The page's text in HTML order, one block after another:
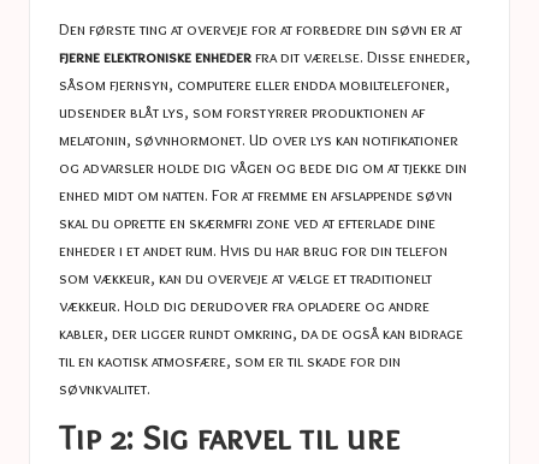
Den første ting at overveje for at forbedre din søvn er at
fjerne elektroniske enhederfra dit værelse. Disse enheder,
såsom fjernsyn, computere eller endda mobiltelefoner,
udsender blåt lys, som forstyrrer produktionen af ​​
melatonin, søvnhormonet. Ud over lys kan notifikationer
og advarsler holde dig vågen og bede dig om at tjekke din
enhed midt om natten. For at fremme en afslappende søvn
skal du oprette en skærmfri zone ved at efterlade dine
enheder i et andet rum. Hvis du har brug for din telefon
som vækkeur, kan du overveje at vælge et traditionelt
vækkeur. Hold dig derudover fra opladere og andre
kabler, der ligger rundt omkring, da de også kan bidrage
til en kaotisk atmosfære, som er til skade for din
søvnkvalitet.
Tip 2: Sig farvel til ure